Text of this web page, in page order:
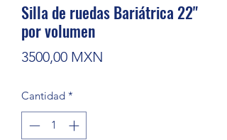
Silla de ruedas Bariátrica 22"
por volumen
3500,00 MXN
Cantidad *